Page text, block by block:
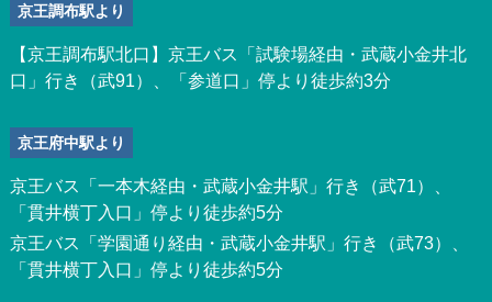
京王調布駅より
【京王調布駅北口】京王バス「試験場経由・武蔵小金井北
口」行き（武91）、「参道口」停より徒歩約3分
京王府中駅より
京王バス「一本木経由・武蔵小金井駅」行き（武71）、
「貫井横丁入口」停より徒歩約5分
京王バス「学園通り経由・武蔵小金井駅」行き（武73）、
「貫井横丁入口」停より徒歩約5分